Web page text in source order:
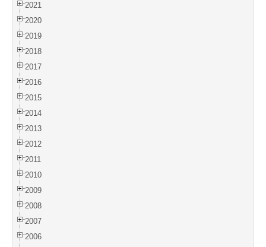
2021
2020
2019
2018
2017
2016
2015
2014
2013
2012
2011
2010
2009
2008
2007
2006